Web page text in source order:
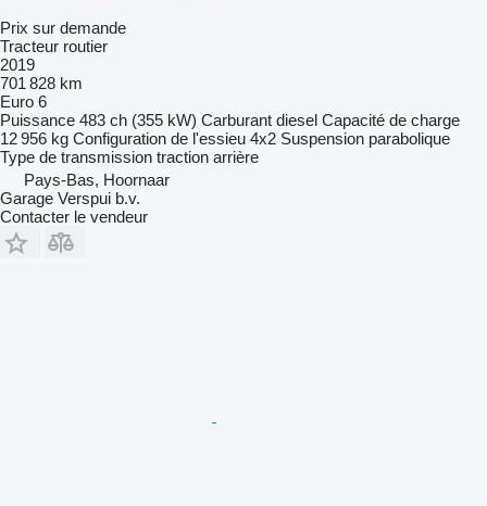
Prix sur demande
Tracteur routier
2019
701 828 km
Euro 6
Puissance 483 ch (355 kW) Carburant diesel Capacité de charge
12 956 kg Configuration de l'essieu 4x2 Suspension parabolique
Type de transmission traction arrière
Pays-Bas, Hoornaar
Garage Verspui b.v.
Contacter le vendeur